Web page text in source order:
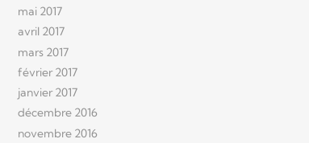
mai 2017
avril 2017
mars 2017
février 2017
janvier 2017
décembre 2016
novembre 2016